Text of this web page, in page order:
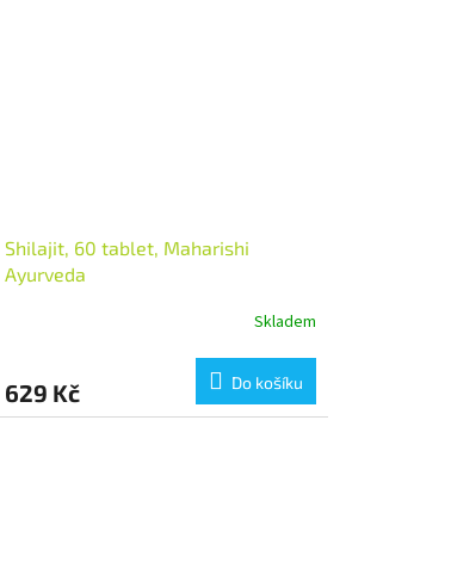
Shilajit, 60 tablet, Maharishi
Ayurveda
Skladem
629 Kč Do košíku